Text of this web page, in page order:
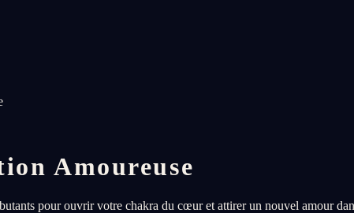
Amoureuse
pour ouvrir votre chakra du cœur et attirer un nouvel amour